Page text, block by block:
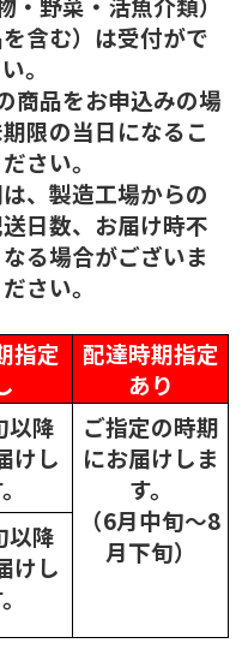
含む）は受付がで
。
商品をお申込みの場
限の当日になるこ
さい。
、製造工場からの
日数、お届け時不
る場合がございま
さい。
指定
配達時期指定
あり
以降
けし
ご指定の時期
にお届けしま
す。
（6月中旬～8
月下旬）
以降
けし